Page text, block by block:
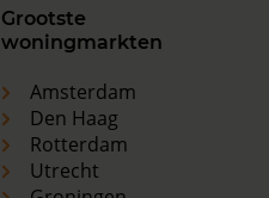
Grootste
woningmarkten
Amsterdam
Den Haag
Rotterdam
Utrecht